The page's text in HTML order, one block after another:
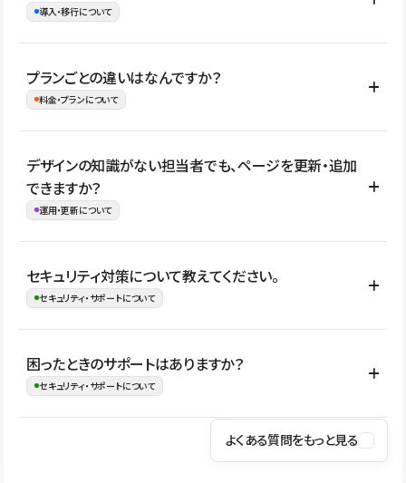
Studio上に再構築する形で移行できます。 WordPressの場合は、
イト全体のデザインや設定がそのまま移行されるわけではないた
め、移行後にページ構成やデザイン、CMS設計、URL・リダイレク
導入・移行について
はい。アクセス規模が大きいサイトや、複数部門での運用、権限管
理、セキュリティ確認、既存システムとの連携など、個別の要件が
ない段階でも、お問い合わせください。
お問合せはこちら
プランごとの違いはなんですか？
料金・プランについて
公開ページ数、バージョン履歴の期間、CMS利用数の上限、権限
管理の有無などがプランごとに異なります。詳しくは料金プランペ
ージをご覧ください。
デザインの知識がない担当者でも、ページを更新・追加
できますか？
運用・更新について
はい。CMSやコンポーネントを活用して更新範囲を設計しておく
ことで、デザインを崩しにくい状態で運用できます。 さらにコン
ながらレイアウトに影響を与えずに更新作業を進めやすくなりま
す。
セキュリティ対策について教えてください。
セキュリティ・サポートについて
Studioでは、公開サイトやサービスを安全に利用できるよう、通信
の暗号化、データ保護、アクセス管理、脆弱性対策など、複数の観
はSSL/TLSによる通信暗号化に対応しており、悪質なスクリプトの
困ったときのサポートはありますか？
セキュリティ・サポートについて
操作方法や機能については、ヘルプセンターでご確認いただけま
よくある質問をもっと見る